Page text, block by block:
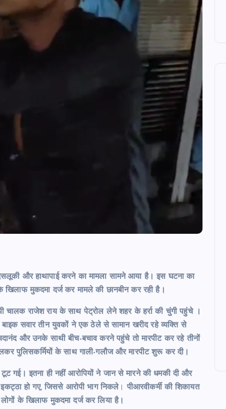
और हाथापाई करने का मामला सामने आया है। इस घटना का
खिलाफ मुकदमा दर्ज कर मामले की छानबीन कर रही है।
चालक राजेश राय के साथ पेट्रोल लेने शहर के हर्रा की चुंगी पहुंचे ।
सवार तीन युवकों ने एक ठेले से सामान खरीद रहे व्यक्ति से
और उनके साथी बीच-बचाव करने पहुंचे तो मारपीट कर रहे तीनों
पुलिसकर्मियों के साथ गाली-गलौज और मारपीट शुरू कर दी।
गई। इतना ही नहीं आरोपियों ने जान से मारने की धमकी दी और
हो गए, जिससे आरोपी भाग निकले। पीआरवीकर्मी की शिकायत
के खिलाफ मुकदमा दर्ज कर लिया है।